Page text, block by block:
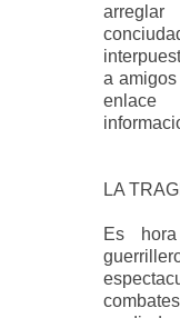
a
LA
Es